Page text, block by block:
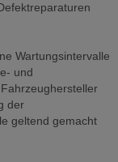
Wartungsintervalle
und
der
geltend gemacht